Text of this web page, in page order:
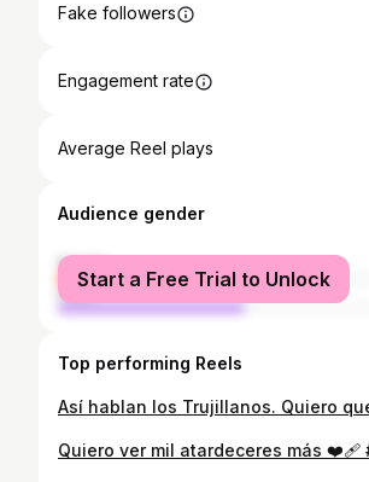
Fake followers
Engagement rate
Average Reel plays
Audience gender
female
male
Start a Free Trial to Unlock
Top performing Reels